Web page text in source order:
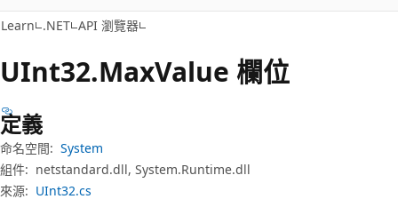
Learn .NET API 瀏覽器
UInt32.MaxValue 欄位
定義
命名空間: System
組件: netstandard.dll, System.Runtime.dll
來源: UInt32.cs